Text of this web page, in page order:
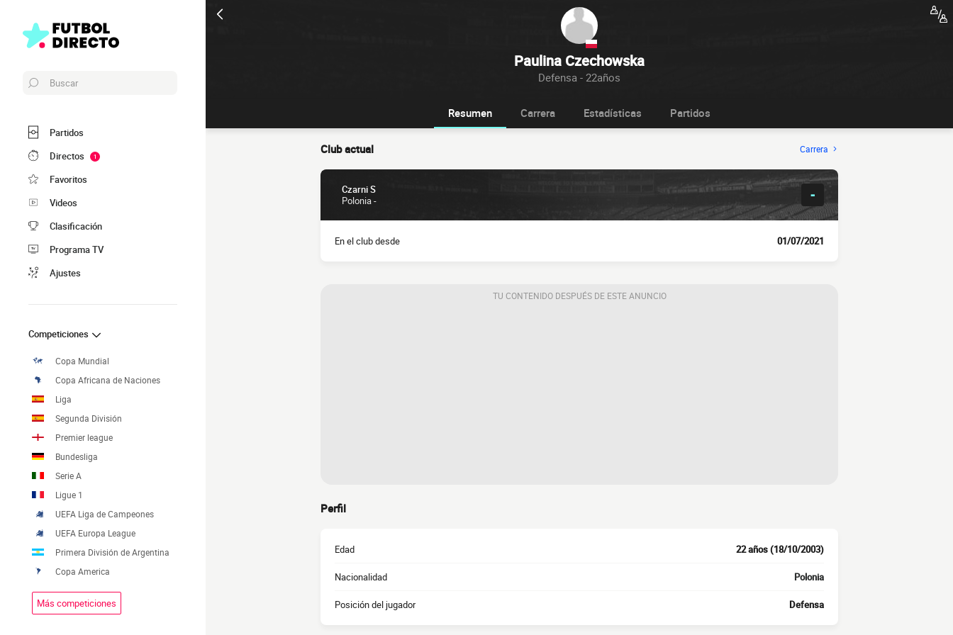
Paulina Czechowska
Defensa - 22años
Buscar
Partidos
Directos
1
Favoritos
Videos
Clasificación
Programa TV
Ajustes
Competiciones
Copa Mundial
Copa Africana de Naciones
Liga
Segunda División
Premier league
Bundesliga
Serie A
Ligue 1
UEFA Liga de Campeones
UEFA Europa League
Primera División de Argentina
Copa America
Más competiciones
Resumen Carrera Estadísticas Partidos
Club actual Carrera
Czarni S
Polonia -
-
En el club desde 01/07/2021
TU CONTENIDO DESPUÉS DE ESTE ANUNCIO
Perfil
Edad 22 años (18/10/2003)
Nacionalidad Polonia
Posición del jugador Defensa